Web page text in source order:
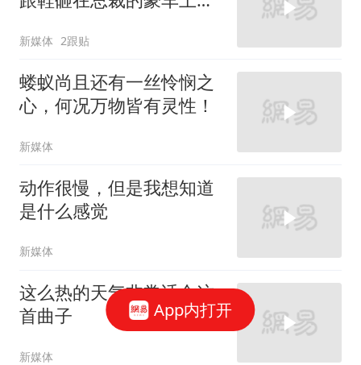
新媒体 2跟贴
蝼蚁尚且还有一丝怜悯之
心，何况万物皆有灵性！
新媒体
动作很慢，但是我想知道
是什么感觉
新媒体
这么热的天气非常适合这
首曲子
新媒体
App内打开